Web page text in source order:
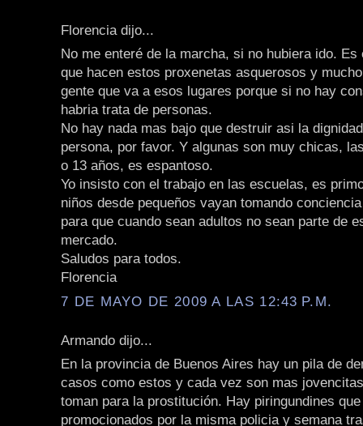
Florencia dijo...
No me enteré de la marcha, si no hubiera ido. Es
que hacen estos proxenetas asquerosos y
gente que va a esos lugares porque si no hay
habria trata de personas.
No hay nada mas bajo que destruir asi la
persona, por favor. Y algunas son muy chicas,
o 13 años, es espantoso.
Yo insisto con el trabajo en las escuelas, es
niños desde pequeños vayan tomando
para que cuando sean adultos no sean parte de
mercado.
Saludos para todos.
Florencia
7 DE MAYO DE 2009 A LAS 12:43 P.M.
Armando dijo...
En la provincia de Buenos Aires hay un pila de
casos como estos y cada vez son mas
toman para la prostitución. Hay piringundines
promocionados por la misma policia y semana